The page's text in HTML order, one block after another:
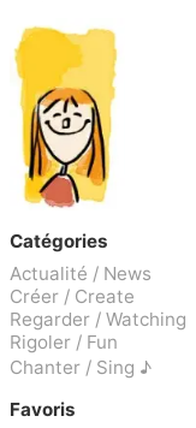
Catégories
Actualité / News
Créer / Create
Regarder / Watching
Rigoler / Fun
Chanter / Sing ♪
Favoris